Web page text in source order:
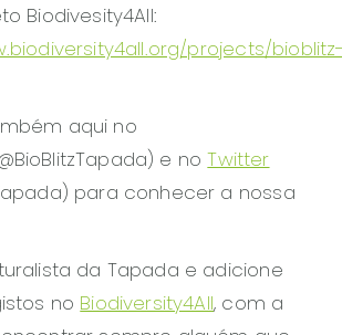
Biodivesity4All:
projects/
aqui no
e noTwitter
para conhecer a nossa
da Tapada e adicione
no Biodiversity4All, com a